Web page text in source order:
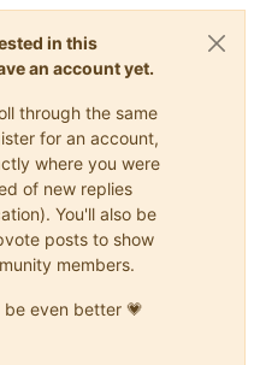
in this
an account yet.
through the same
for an account,
where you were
of new replies
You'll also be
posts to show
members.
even better 💗